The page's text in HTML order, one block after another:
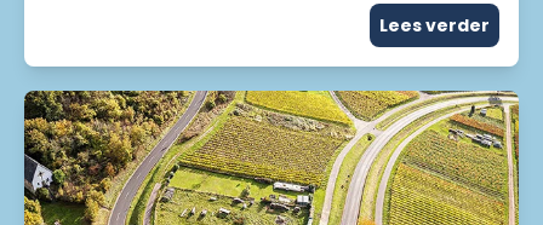
Lees verder